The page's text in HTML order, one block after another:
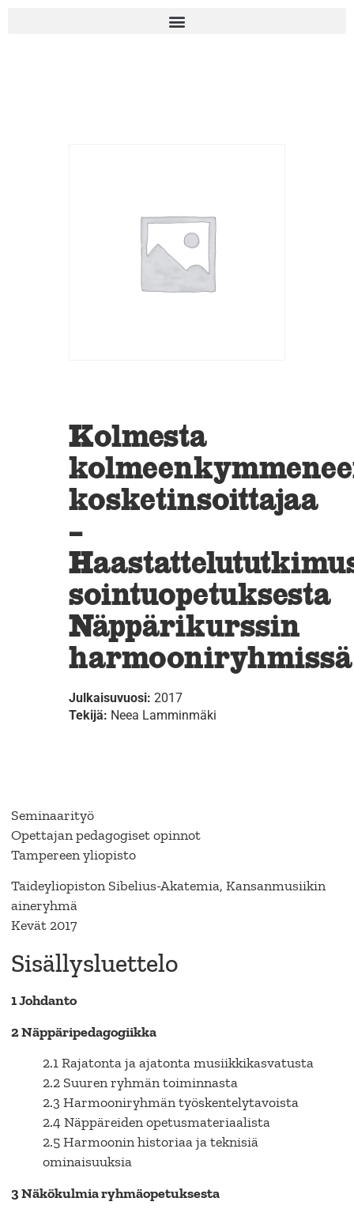
Kolmesta
kosketinsoittajaa
–
sointuopetuksesta
Näppärikurssin
harmooniryhmissä
Julkaisuvuosi:2017
Tekijä: Neea Lamminmäki
Seminaarityö
Opettajan pedagogiset opinnot
Tampereen yliopisto
Taideyliopiston Sibelius-Akatemia, Kansanmusiikin
aineryhmä
Kevät 2017
Sisällysluettelo
1 Johdanto
2 Näppäripedagogiikka
2.1 Rajatonta ja ajatonta musiikkikasvatusta
2.2 Suuren ryhmän toiminnasta
2.3 Harmooniryhmän työskentelytavoista
2.4 Näppäreiden opetusmateriaalista
2.5 Harmoonin historiaa ja teknisiä
ominaisuuksia
3 Näkökulmia ryhmäopetuksesta